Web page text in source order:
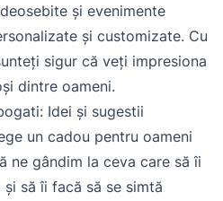
și evenimente
și customizate. Cu
sigur că veți impresiona
dintre oameni.
Idei și sugestii
un cadou pentru oameni
ne gândim la ceva care să îi
să îi facă să se simtă